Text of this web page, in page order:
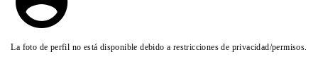
La foto de perfil no está disponible debido a restricciones de privacidad/permisos.